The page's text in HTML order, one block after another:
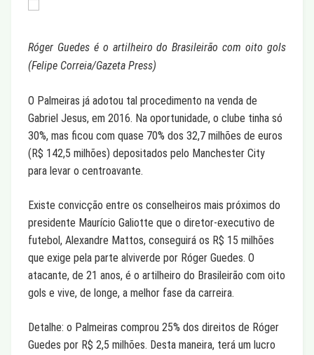
Róger Guedes é o artilheiro do Brasileirão com oito gols
(Felipe Correia/Gazeta Press)
O Palmeiras já adotou tal procedimento na venda de
Gabriel Jesus, em 2016. Na oportunidade, o clube tinha só
30%, mas ficou com quase 70% dos 32,7 milhões de euros
(R$ 142,5 milhões) depositados pelo Manchester City
para levar o centroavante.
Existe convicção entre os conselheiros mais próximos do
presidente Maurício Galiotte que o diretor-executivo de
futebol, Alexandre Mattos, conseguirá os R$ 15 milhões
que exige pela parte alviverde por Róger Guedes. O
atacante, de 21 anos, é o artilheiro do Brasileirão com oito
gols e vive, de longe, a melhor fase da carreira.
Detalhe: o Palmeiras comprou 25% dos direitos de Róger
Guedes por R$ 2,5 milhões. Desta maneira, terá um lucro